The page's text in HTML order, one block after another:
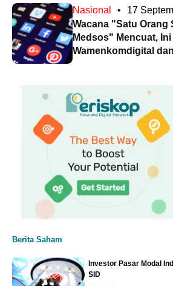
Nasional •
17
Wacana "Satu Orang
Medsos" Mencuat,
Wamenkomdigital
Berita Saham
Investor Pasar Modal
SID